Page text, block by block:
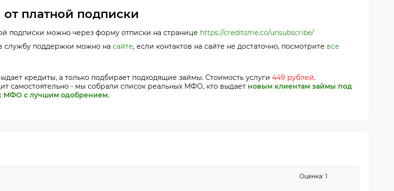
от платной подписки
подписки можно через форму отписки на странице https://creditsme.co/unsubscribe/
службу поддержки можно насайте, если контактов на сайте не достаточно, посмотрите все
кредиты, а только подбирает подходящие займы. Стоимость услуги449 рублей.
самостоятельно - мы собрали список реальных МФО, кто выдает новым клиентам займы под
МФО с лучшим одобрением.
Оценка: 1